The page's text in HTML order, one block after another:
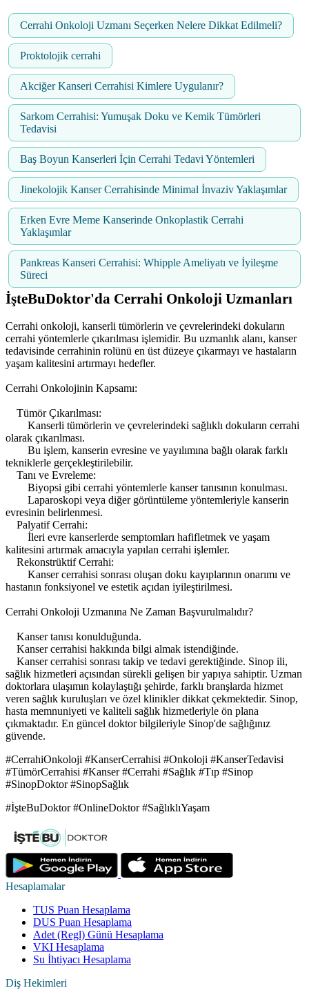
Cerrahi Onkoloji Uzmanı Seçerken Nelere Dikkat Edilmeli?
Proktolojik cerrahi
Akciğer Kanseri Cerrahisi Kimlere Uygulanır?
Sarkom Cerrahisi: Yumuşak Doku ve Kemik Tümörleri
Tedavisi
Baş Boyun Kanserleri İçin Cerrahi Tedavi Yöntemleri
Jinekolojik Kanser Cerrahisinde Minimal İnvaziv Yaklaşımlar
Erken Evre Meme Kanserinde Onkoplastik Cerrahi
Yaklaşımlar
Pankreas Kanseri Cerrahisi: Whipple Ameliyatı ve İyileşme
Süreci
İşteBuDoktor'da Cerrahi Onkoloji Uzmanları
Cerrahi onkoloji, kanserli tümörlerin ve çevrelerindeki dokuların
cerrahi yöntemlerle çıkarılması işlemidir. Bu uzmanlık alanı, kanser
tedavisinde cerrahinin rolünü en üst düzeye çıkarmayı ve hastaların
yaşam kalitesini artırmayı hedefler.
Cerrahi Onkolojinin Kapsamı:
Tümör Çıkarılması:
Kanserli tümörlerin ve çevrelerindeki sağlıklı dokuların cerrahi
olarak çıkarılması.
Bu işlem, kanserin evresine ve yayılımına bağlı olarak farklı
tekniklerle gerçekleştirilebilir.
Tanı ve Evreleme:
Biyopsi gibi cerrahi yöntemlerle kanser tanısının konulması.
Laparoskopi veya diğer görüntüleme yöntemleriyle kanserin
evresinin belirlenmesi.
Palyatif Cerrahi:
İleri evre kanserlerde semptomları hafifletmek ve yaşam
kalitesini artırmak amacıyla yapılan cerrahi işlemler.
Rekonstrüktif Cerrahi:
Kanser cerrahisi sonrası oluşan doku kayıplarının onarımı ve
hastanın fonksiyonel ve estetik açıdan iyileştirilmesi.
Cerrahi Onkoloji Uzmanına Ne Zaman Başvurulmalıdır?
Kanser tanısı konulduğunda.
Kanser cerrahisi hakkında bilgi almak istendiğinde.
Kanser cerrahisi sonrası takip ve tedavi gerektiğinde. Sinop ili,
sağlık hizmetleri açısından sürekli gelişen bir yapıya sahiptir. Uzman
doktorlara ulaşımın kolaylaştığı şehirde, farklı branşlarda hizmet
veren sağlık kuruluşları ve özel klinikler dikkat çekmektedir. Sinop,
hasta memnuniyeti ve kaliteli sağlık hizmetleriyle ön plana
çıkmaktadır. En güncel doktor bilgileriyle Sinop'de sağlığınız
güvende.
#CerrahiOnkoloji #KanserCerrahisi #Onkoloji #KanserTedavisi
#TümörCerrahisi #Kanser #Cerrahi #Sağlık #Tıp #Sinop
#SinopDoktor #SinopSağlık
#İşteBuDoktor #OnlineDoktor #SağlıklıYaşam
Hesaplamalar
TUS Puan Hesaplama
DUS Puan Hesaplama
Adet (Regl) Günü Hesaplama
VKI Hesaplama
Su İhtiyacı Hesaplama
Diş Hekimleri